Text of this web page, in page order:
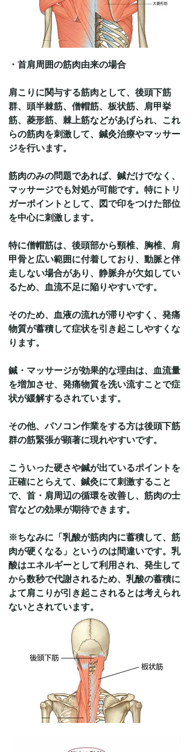
・首肩周囲の筋肉由来の場合
肩こりに関与する筋肉として、後頭下筋
群、頭半棘筋、僧帽筋、板状筋、肩甲挙
筋、菱形筋、棘上筋などがあげられ、これ
らの筋肉を刺激して、鍼灸治療やマッサー
ジを行います。
筋肉のみの問題であれば、鍼だけでなく、
マッサージでも対処が可能です。特にトリ
ガーポイントとして、図で印をつけた部位
を中心に刺激します。
特に僧帽筋は、後頭部から頸椎、胸椎、肩
甲骨と広い範囲に付着しており、動脈と伴
走しない場合があり、静脈弁が欠如してい
るため、血流不足に陥りやすいです。
そのため、血液の流れが滞りやすく、発痛
物質が蓄積して症状を引き起こしやすくな
ります。
鍼・マッサージが効果的な理由は、血流量
を増加させ、発痛物質を洗い流すことで症
状が緩解するされています。
その他、パソコン作業をする方は後頭下筋
群の筋緊張が顕著に現れやすいです。
こういった硬さや鍼が出ているポイントを
正確にとらえて、鍼灸にて刺激すること
で、首・肩周辺の循環を改善し、筋肉の士
官などの効果が期待できます。
※ちなみに「乳酸が筋肉内に蓄積して、筋
肉が硬くなる」というのは間違いです。乳
酸はエネルギーとして利用され、発生して
から数秒で代謝されるため、乳酸の蓄積に
よて肩こりが引き起こされるとは考えられ
ないとされています。